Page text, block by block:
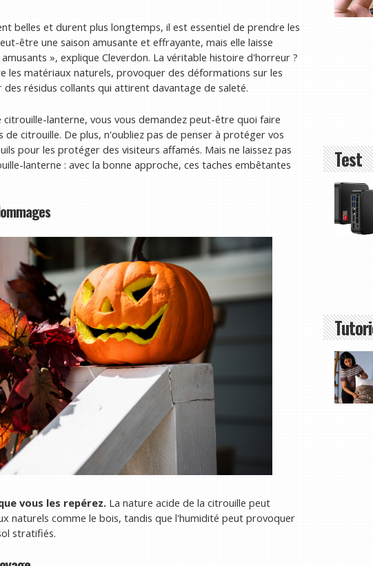
belles et durent plus longtemps, il est essentiel de prendre les
être une saison amusante et effrayante, mais elle laisse
», explique Cleverdon. La véritable histoire d'horreur ?
les matériaux naturels, provoquer des déformations sur les
résidus collants qui attirent davantage de saleté.
lanterne, vous vous demandez peut-être quoi faire
citrouille. De plus, n'oubliez pas de penser à protéger vos
pour les protéger des visiteurs affamés. Mais ne laissez pas
lanterne : avec la bonne approche, ces taches embêtantes
vous les repérez. La nature acide de la citrouille peut
naturels comme le bois, tandis que l'humidité peut provoquer
stratifiés.
Test